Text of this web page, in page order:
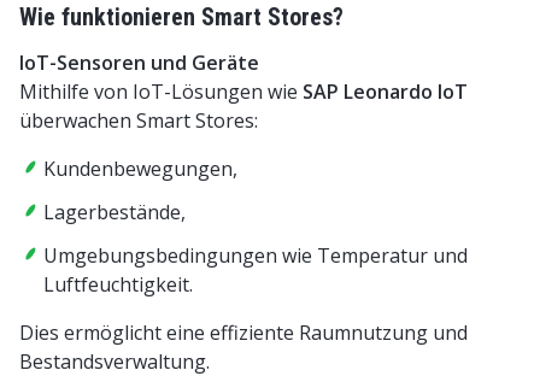
Wie funktionieren Smart Stores?
IoT-Sensoren und Geräte
Mithilfe von IoT-Lösungen wie SAP Leonardo IoT
überwachen Smart Stores:
Kundenbewegungen,
Lagerbestände,
Umgebungsbedingungen wie Temperatur und
Luftfeuchtigkeit.
Dies ermöglicht eine effiziente Raumnutzung und
Bestandsverwaltung.